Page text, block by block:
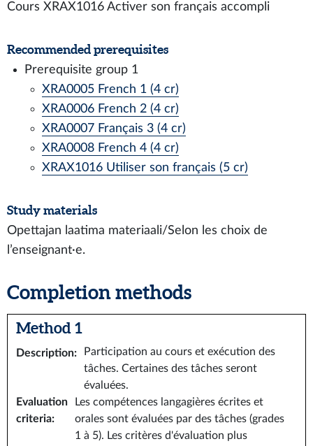
Cours XRAX1016 Activer son français accompli
Recommended prerequisites
Prerequisite group 1
XRA0005 French 1 (4 cr)
XRA0006 French 2 (4 cr)
XRA0007 Français 3 (4 cr)
XRA0008 French 4 (4 cr)
XRAX1016 Utiliser son français (5 cr)
Study materials
Opettajan laatima materiaali/Selon les choix de
l’enseignant∙e.
Completion methods
Method 1
Description:
Participation au cours et exécution des
tâches. Certaines des tâches seront
évaluées.
Evaluation
criteria:
Les compétences langagières écrites et
orales sont évaluées par des tâches (grades
1 à 5). Les critères d'évaluation plus